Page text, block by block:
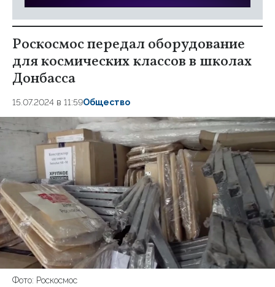
Роскосмос передал оборудование
для космических классов в школах
Донбасса
15.07.2024 в 11:59Общество
Фото: Роскосмос